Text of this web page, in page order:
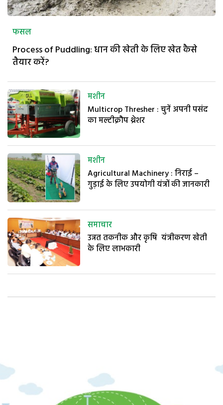
फसल
Process of Puddling: धान की खेती के लिए खेत कैसे
तैयार करें?
मशीन
Multicrop Thresher : चुनें अपनी पसंद
का मल्टीक्रौप थ्रेशर
मशीन
Agricultural Machinery : निराई –
गुड़ाई के लिए उपयोगी यंत्रों की जानकारी
समाचार
उन्नत तकनीक और कृषि यंत्रीकरण खेती
के लिए लाभकारी